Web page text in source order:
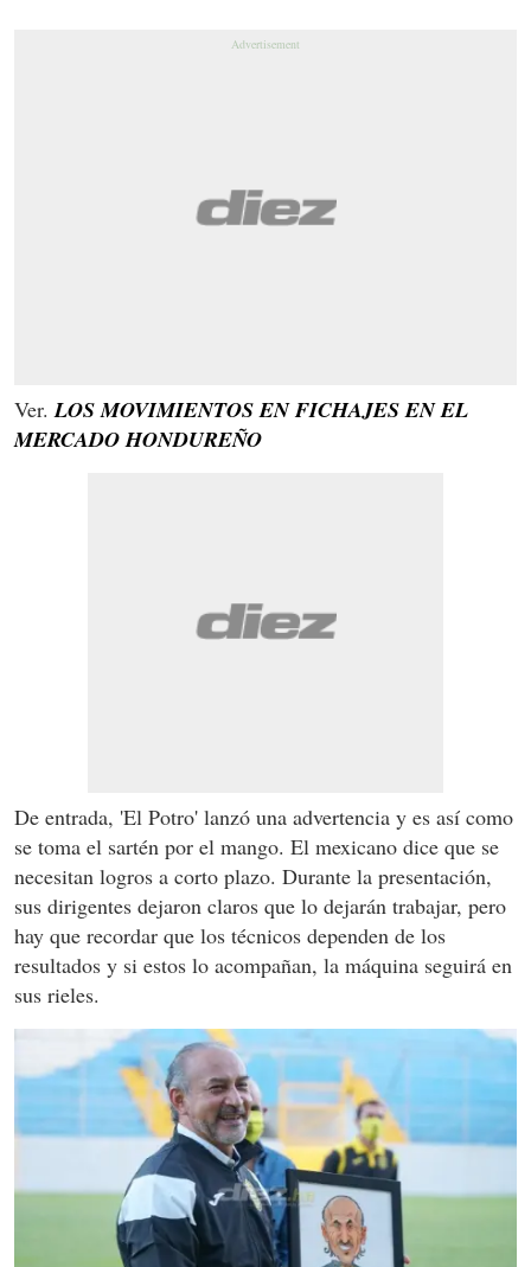
Ver. LOS MOVIMIENTOS EN FICHAJES EN EL
MERCADO HONDUREÑO
De entrada, 'El Potro' lanzó una advertencia y es así como
se toma el sartén por el mango. El mexicano dice que se
necesitan logros a corto plazo. Durante la presentación,
sus dirigentes dejaron claros que lo dejarán trabajar, pero
hay que recordar que los técnicos dependen de los
resultados y si estos lo acompañan, la máquina seguirá en
sus rieles.